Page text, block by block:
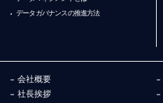
データガバナンスの推進方法
会社概要
社長挨拶